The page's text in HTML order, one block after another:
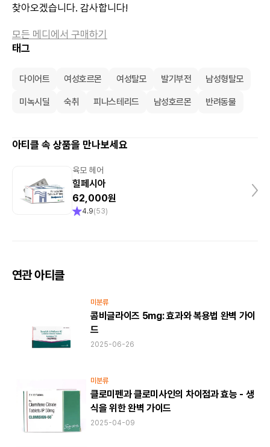
태그
다이어트 여성호르몬 여성탈모 발기부전 남성형탈모
미녹시딜 숙취 피나스테리드 남성호르몬 반려동물
아티클 속 상품을 만나보세요
육모 헤어
힐페시아
62,000원
4.9(53)
찾아오겠습니다. 감사합니다!
모든 메디에서 구매하기
연관 아티클
미분류
콤비글라이즈 5mg: 효과와 복용법 완벽 가이
드
2025-06-26
미분류
클로미펜과 클로미사인의 차이점과 효능 - 생
식을 위한 완벽 가이드
2025-04-09